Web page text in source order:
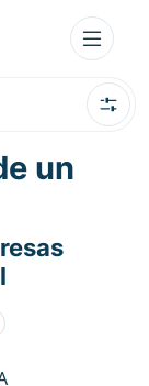
un